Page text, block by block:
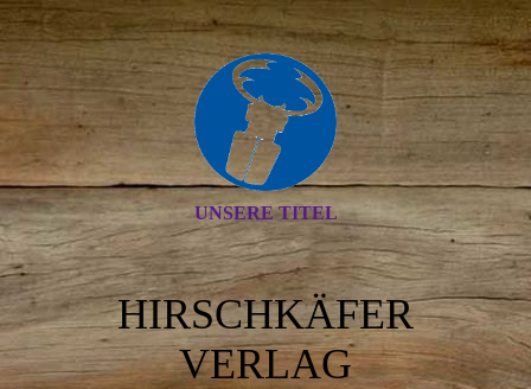
UNSERE TITEL
HIRSCHKÄFER
VERLAG